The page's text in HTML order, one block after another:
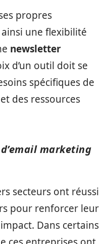
propres
une flexibilité
newsletter
d’un outil doit se
spécifiques de
des ressources
marketing
secteurs ont réussi
pour renforcer leur
Dans certains